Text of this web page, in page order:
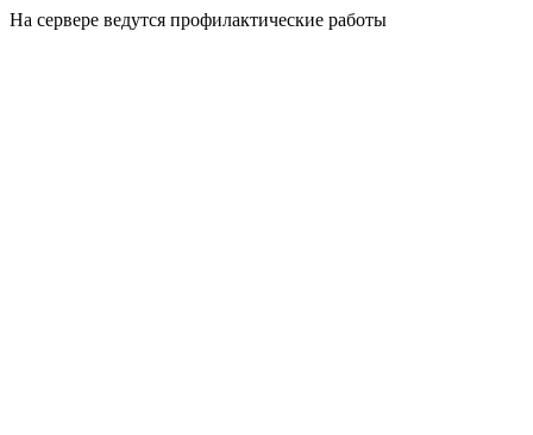
На сервере ведутся профилактические работы